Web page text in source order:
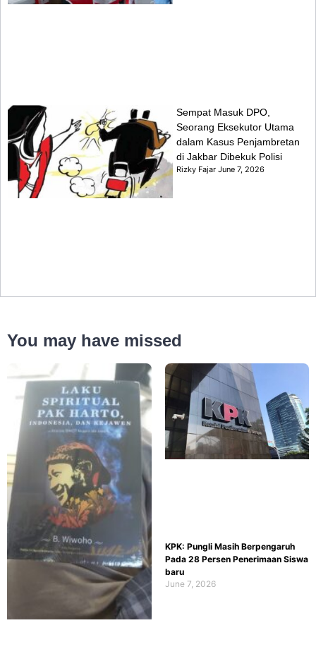
Sempat Masuk DPO,
Seorang Eksekutor Utama
dalam Kasus Penjambretan
di Jakbar Dibekuk Polisi
Rizky FajarJune 7, 2026
You may have missed
KPK: Pungli Masih Berpengaruh
Pada 28 Persen Penerimaan Siswa
baru
June 7, 2026